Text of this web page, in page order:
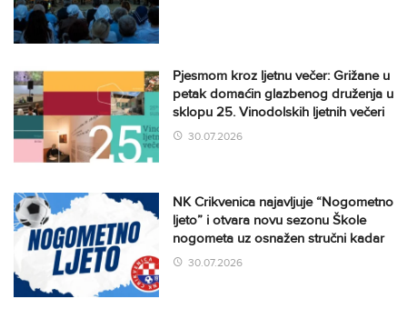
Pjesmom kroz ljetnu večer: Grižane u
petak domaćin glazbenog druženja u
sklopu 25. Vinodolskih ljetnih večeri
30.07.2026
NK Crikvenica najavljuje “Nogometno
ljeto” i otvara novu sezonu Škole
nogometa uz osnažen stručni kadar
30.07.2026